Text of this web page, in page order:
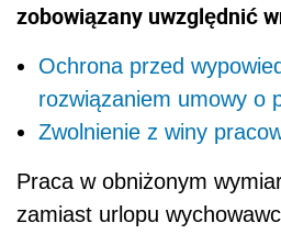
zobowiązany uwzględnić
Ochrona przed
rozwiązaniem umowy o
Zwolnienie z winy
Praca w obniżonym
zamiast urlopu